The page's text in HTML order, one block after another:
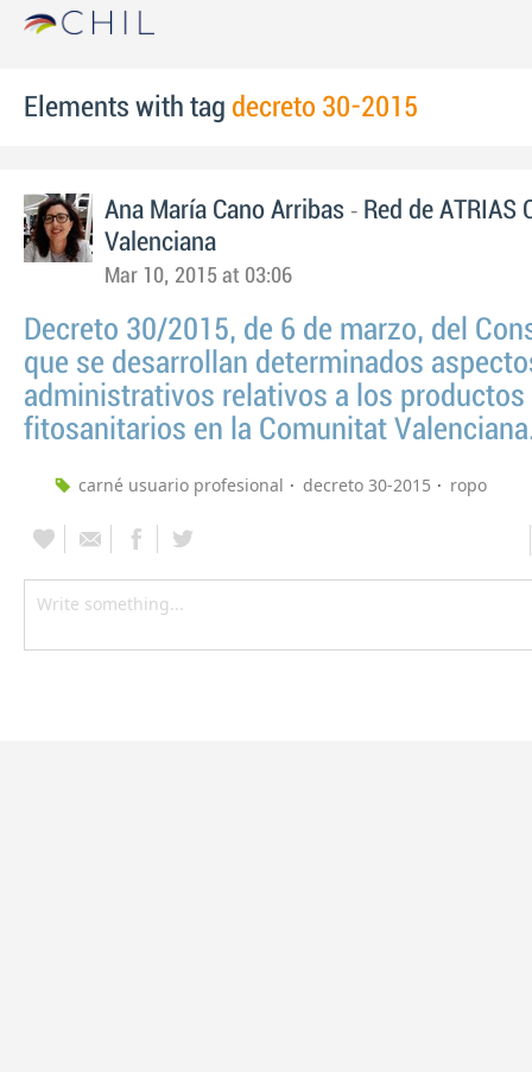
Elements with tag decreto 30-2015
Ana María Cano Arribas - Red de ATRIAS
Valenciana
Mar 10, 2015 at 03:06
Decreto 30/2015, de 6 de marzo, del
que se desarrollan determinados
administrativos relativos a los productos
fitosanitarios en la Comunitat
carné usuario profesional decreto 30-2015 ropo